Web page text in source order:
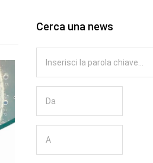
Cerca una news